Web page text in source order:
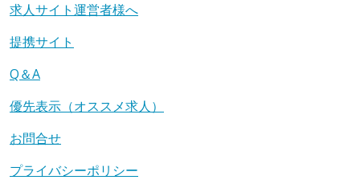
求人サイト運営者様へ
提携サイト
Q＆A
優先表示（オススメ求人）
お問合せ
プライバシーポリシー